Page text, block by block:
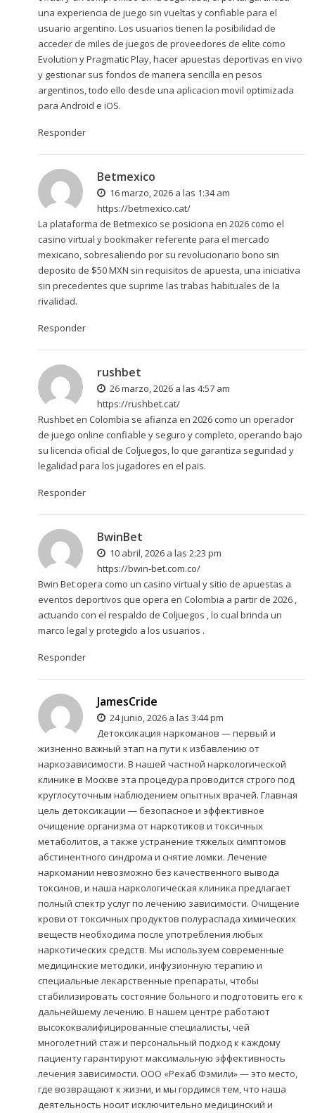
una experiencia de juego sin vueltas y confiable para el
usuario argentino. Los usuarios tienen la posibilidad de
acceder de miles de juegos de proveedores de elite como
Evolution y Pragmatic Play, hacer apuestas deportivas en vivo
y gestionar sus fondos de manera sencilla en pesos
argentinos, todo ello desde una aplicacion movil optimizada
para Android e iOS.
Responder
Betmexico
16 marzo, 2026 a las 1:34 am
https://betmexico.cat/
La plataforma de Betmexico se posiciona en 2026 como el
casino virtual y bookmaker referente para el mercado
mexicano, sobresaliendo por su revolucionario bono sin
deposito de $50 MXN sin requisitos de apuesta, una iniciativa
sin precedentes que suprime las trabas habituales de la
rivalidad.
Responder
rushbet
26 marzo, 2026 a las 4:57 am
https://rushbet.cat/
Rushbet en Colombia se afianza en 2026 como un operador
de juego online confiable y seguro y completo, operando bajo
su licencia oficial de Coljuegos, lo que garantiza seguridad y
legalidad para los jugadores en el pais.
Responder
BwinBet
10 abril, 2026 a las 2:23 pm
https://bwin-bet.com.co/
Bwin Bet opera como un casino virtual y sitio de apuestas a
eventos deportivos que opera en Colombia a partir de 2026 ,
actuando con el respaldo de Coljuegos , lo cual brinda un
marco legal y protegido a los usuarios .
Responder
JamesCride
24 junio, 2026 a las 3:44 pm
Детоксикация наркоманов — первый и
жизненно важный этап на пути к избавлению от
наркозависимости. В нашей частной наркологической
клинике в Москве эта процедура проводится строго под
круглосуточным наблюдением опытных врачей. Главная
цель детоксикации — безопасное и эффективное
очищение организма от наркотиков и токсичных
метаболитов, а также устранение тяжелых симптомов
абстинентного синдрома и снятие ломки. Лечение
наркомании невозможно без качественного вывода
токсинов, и наша наркологическая клиника предлагает
полный спектр услуг по лечению зависимости. Очищение
крови от токсичных продуктов полураспада химических
веществ необходима после употребления любых
наркотических средств. Мы используем современные
медицинские методики, инфузионную терапию и
специальные лекарственные препараты, чтобы
стабилизировать состояние больного и подготовить его к
дальнейшему лечению. В нашем центре работают
высококвалифицированные специалисты, чей
многолетний стаж и персональный подход к каждому
пациенту гарантируют максимальную эффективность
лечения зависимости. ООО «Рехаб Фэмили» — это место,
где возвращают к жизни, и мы гордимся тем, что наша
деятельность носит исключительно медицинский и